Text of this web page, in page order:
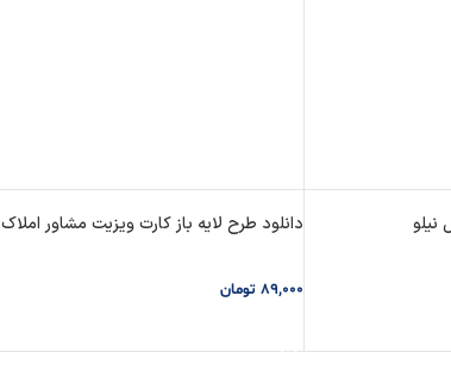
دانلود طرح لایه باز کارت ویزیت مشاور املاک PSD – مدل کمیل
89,000 تومان